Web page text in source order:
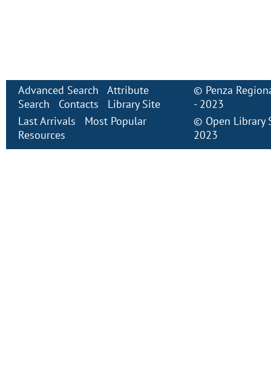
Advanced Search
Attribute
Search
Contacts
Library Site
Last Arrivals
Most Popular
Resources
© Penza
- 2023
© Open Library
2023